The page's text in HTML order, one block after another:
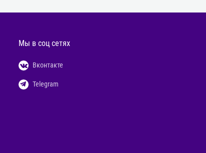
Мы в соц сетях
Вконтакте
Telegram